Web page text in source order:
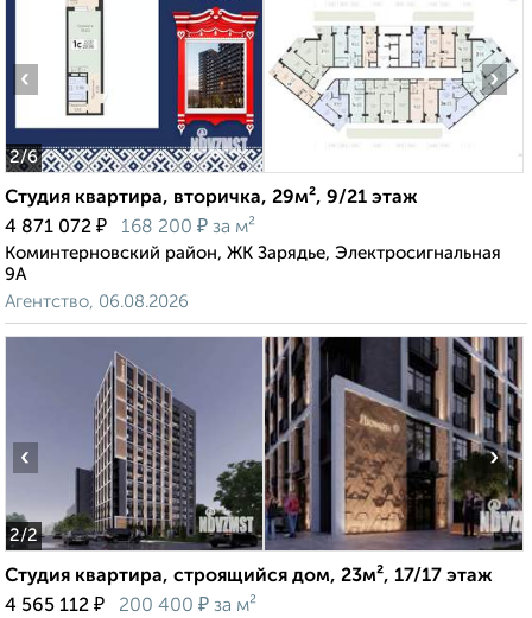
2/6
‹ ›
Студия квартира, вторичка, 29м², 9/21 этаж
4 871 072 ₽ 168 200 ₽ за м²
Коминтерновский район, ЖК Зарядье, Электросигнальная
9А
Агентство, 06.08.2026
2/2
‹ ›
Студия квартира, строящийся дом, 23м², 17/17 этаж
4 565 112 ₽ 200 400 ₽ за м²